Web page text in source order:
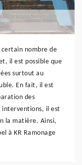
certain nombre de
il est possible que
surtout au
En fait, il est
des
interventions, il est
la matière. Ainsi,
à KR Ramonage